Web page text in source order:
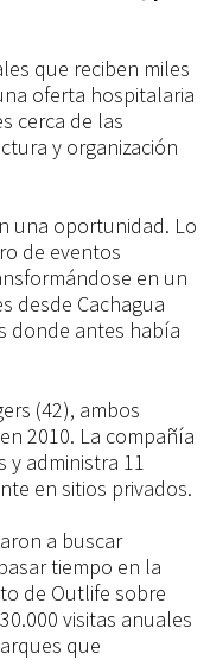
que reciben miles
oferta hospitalaria
cerca de las
y organización
una oportunidad. Lo
de eventos
en un
desde Cachagua
donde antes había
(42), ambos
2010. La compañía
administra 11
en sitios privados.
a buscar
tiempo en la
de Outlife sobre
visitas anuales
que